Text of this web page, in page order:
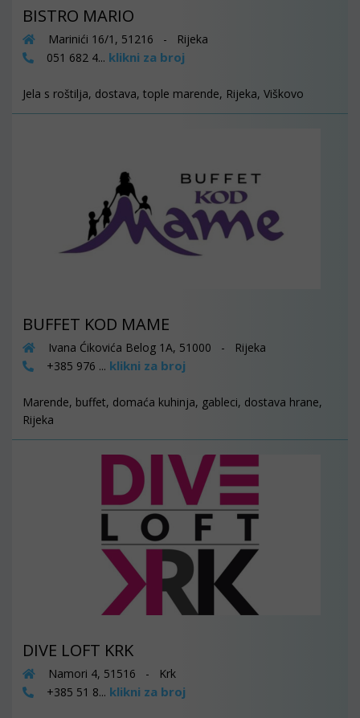
BISTRO MARIO
Marinići 16/1, 51216 - Rijeka
051 682 4... klikni za broj
Jela s roštilja, dostava, tople marende, Rijeka, Viškovo
BUFFET KOD MAME
Ivana Ćikovića Belog 1A, 51000 - Rijeka
+385 976 ... klikni za broj
Marende, buffet, domaća kuhinja, gableci, dostava hrane,
Rijeka
DIVE LOFT KRK
Namori 4, 51516 - Krk
+385 51 8... klikni za broj